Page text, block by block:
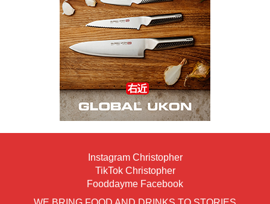
Instagram Christopher
TikTok Christopher
Fooddayme Facebook